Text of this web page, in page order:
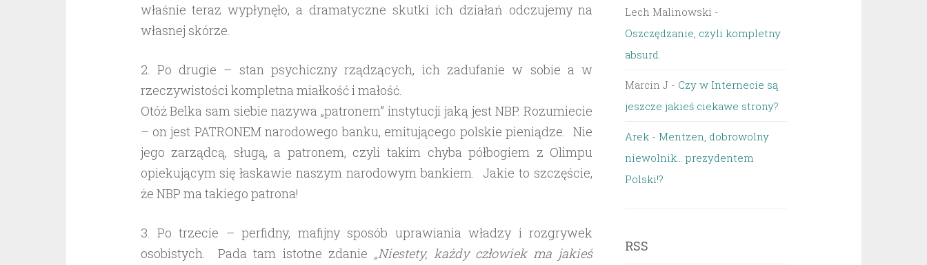
właśnie teraz wypłynęło, a dramatyczne skutki ich działań odczujemy na
własnej skórze.
2. Po drugie – stan psychiczny rządzących, ich zadufanie w sobie a w
rzeczywistości kompletna miałkość i małość.
Otóż Belka sam siebie nazywa „patronem” instytucji jaką jest NBP. Rozumiecie
– on jest PATRONEM narodowego banku, emitującego polskie pieniądze. Nie
jego zarządcą, sługą, a patronem, czyli takim chyba półbogiem z Olimpu
opiekującym się łaskawie naszym narodowym bankiem. Jakie to szczęście,
że NBP ma takiego patrona!
3. Po trzecie – perfidny, mafijny sposób uprawiania władzy i rozgrywek
osobistych. Pada tam istotne zdanie „Niestety, każdy człowiek ma jakieś
Lech Malinowski -
Oszczędzanie, czyli kompletny
absurd.
Marcin J - Czy w Internecie są
jeszcze jakieś ciekawe strony?
Arek - Mentzen, dobrowolny
niewolnik… prezydentem
Polski!?
RSS